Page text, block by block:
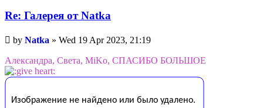
Re: Галерея от Natka
Unread
post
by Natka » Wed 19 Apr 2023, 21:19
Александра, Света, MiKo, СПАСИБО БОЛЬШОЕ